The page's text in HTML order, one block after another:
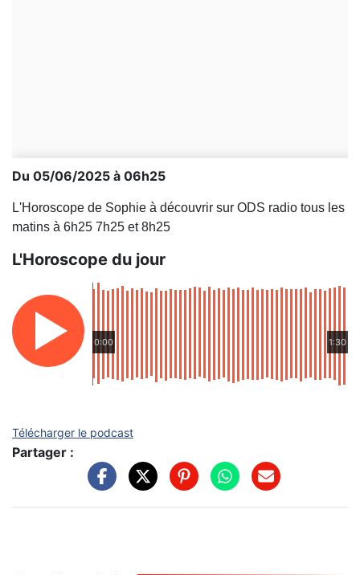
Du 05/06/2025 à 06h25
L'Horoscope de Sophie à découvrir sur ODS radio tous les
matins à 6h25 7h25 et 8h25
L'Horoscope du jour
0:00 1:30
Télécharger le podcast
Partager :